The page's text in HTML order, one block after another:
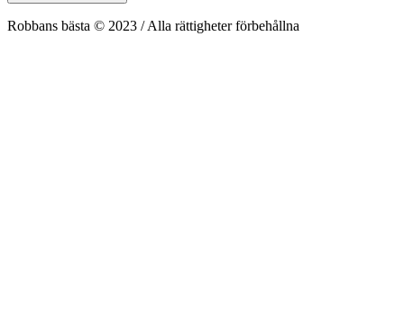
Robbans bästa © 2023 / Alla rättigheter förbehållna